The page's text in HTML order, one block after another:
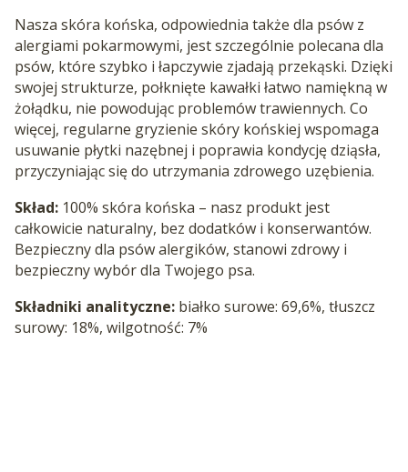
Nasza skóra końska, odpowiednia także dla psów z
alergiami pokarmowymi, jest szczególnie polecana dla
psów, które szybko i łapczywie zjadają przekąski. Dzięki
swojej strukturze, połknięte kawałki łatwo namiękną w
żołądku, nie powodując problemów trawiennych. Co
więcej, regularne gryzienie skóry końskiej wspomaga
usuwanie płytki nazębnej i poprawia kondycję dziąsła,
przyczyniając się do utrzymania zdrowego uzębienia.
Skład: 100% skóra końska – nasz produkt jest
całkowicie naturalny, bez dodatków i konserwantów.
Bezpieczny dla psów alergików, stanowi zdrowy i
bezpieczny wybór dla Twojego psa.
Składniki analityczne: białko surowe: 69,6%, tłuszcz
surowy: 18%, wilgotność: 7%